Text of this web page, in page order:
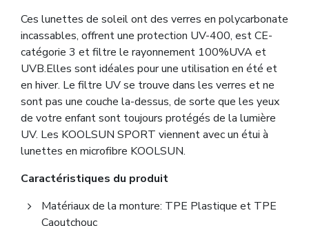
Ces lunettes de soleil ont des verres en polycarbonate
incassables, offrent une protection UV-400, est CE-
catégorie 3 et filtre le rayonnement 100%UVA et
UVB.Elles sont idéales pour une utilisation en été et
en hiver. Le filtre UV se trouve dans les verres et ne
sont pas une couche la-dessus, de sorte que les yeux
de votre enfant sont toujours protégés de la lumière
UV. Les KOOLSUN SPORT viennent avec un étui à
lunettes en microfibre KOOLSUN.
Caractéristiques du produit
Matériaux de la monture: TPE Plastique et TPE
Caoutchouc